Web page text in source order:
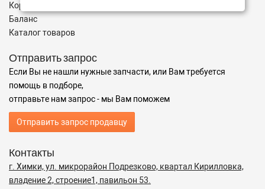
Корзина
Баланс
Каталог товаров
Отправить запрос
Если Вы не нашли нужные запчасти, или Вам требуется
помощь в подборе,
отправьте нам запрос - мы Вам поможем
Отправить запрос продавцу
Контакты
г. Химки, ул. микрорайон Подрезково, квартал Кирилловка,
владение 2, строение1, павильон 53.